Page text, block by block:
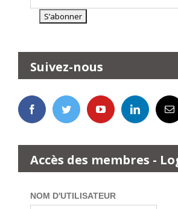
Suivez-nous
Accès des membres -
NOM D'UTILISATEUR